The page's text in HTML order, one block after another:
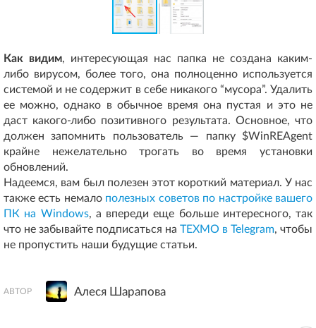
Как видим, интересующая нас папка не создана каким-
либо вирусом, более того, она полноценно используется
системой и не содержит в себе никакого “мусора”. Удалить
ее можно, однако в обычное время она пустая и это не
даст какого-либо позитивного результата. Основное, что
должен запомнить пользователь — папку $WinREAgent
крайне нежелательно трогать во время установки
обновлений.
Надеемся, вам был полезен этот короткий материал. У нас
также есть немало полезных советов по настройке вашего
ПК на Windows, а впереди еще больше интересного, так
что не забывайте подписаться на ТЕХМО в Telegram, чтобы
не пропустить наши будущие статьи.
АВТОР Алеся Шарапова